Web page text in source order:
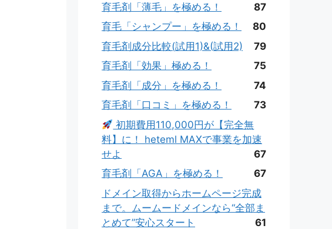
育毛剤「薄毛」を極める！
87
育毛「シャンプー」を極める！
80
育毛剤成分比較(試用1)&(試用2)
79
育毛剤「効果」極める！
75
育毛剤「成分」を極める！
74
育毛剤「口コミ」を極める！
73
初期費用110,000円が【完全無
料】に！ heteml MAXで事業を加速
せよ
67
育毛剤「AGA」を極める！
67
ドメイン取得からホームページ完成
まで。ムームードメインなら“全部ま
とめて”安心スタート
61